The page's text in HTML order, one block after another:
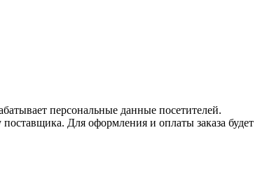
персональные данные посетителей.
Для оформления и оплаты заказа будет